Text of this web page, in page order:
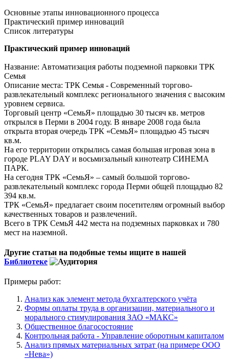
Основные этапы инновационного процесса
Практический пример инноваций
Список литературы
Практический пример инноваций
Название: Автоматизация работы подземной парковки ТРК
Семья
Описание места: ТРК Семья - Современный торгово-
развлекательный комплекс регионального значения с высоким
уровнем сервиса.
Торговый центр «СемьЯ» площадью 30 тысяч кв. метров
открылся в Перми в 2004 году. В январе 2008 года была
открыта вторая очередь ТРК «СемьЯ» площадью 45 тысяч
кв.м.
На его территории открылись самая большая игровая зона в
городе PLAY DAY и восьмизальный кинотеатр СИНЕМА
ПАРК.
На сегодня ТРК «СемьЯ» – самый большой торгово-
развлекательный комплекс города Перми общей площадью 82
394 кв.м.
ТРК «СемьЯ» предлагает своим посетителям огромный выбор
качественных товаров и развлечений.
Всего в ТРК СемьЯ 442 места на подземных парковках и 780
мест на наземной.
Другие статьи на подобные темы ищите в нашей
Библиотеке
Примеры работ:
Анализ как элемент метода бухгалтерского учёта
Формы оплаты труда в организации, материального и
морального стимулирования ЗАО «МАКС»
Общественное благосостояние
Контрольная работа - Управление оборотным капиталом
Анализ прямых материальных затрат (на примере ООО
«Нева»)